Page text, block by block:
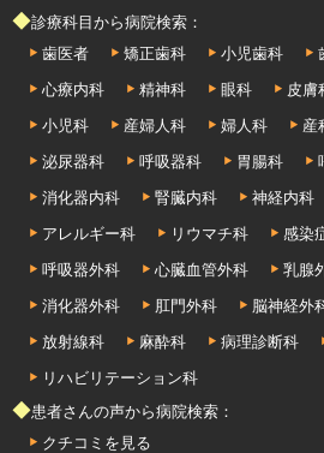
◆診療科目から病院検索：
歯医者
矯正歯科 小児歯科
心療内科
精神科 眼科 皮膚
小児科
産婦人科 婦人科 産
泌尿器科
呼吸器科 胃腸科
消化器内科
腎臓内科 神経内科
アレルギー科
リウマチ科 感染
呼吸器外科
心臓血管外科 乳腺
消化器外科
肛門外科 脳神経外
放射線科
麻酔科 病理診断科
リハビリテーション科
◆患者さんの声から病院検索：
クチコミを見る